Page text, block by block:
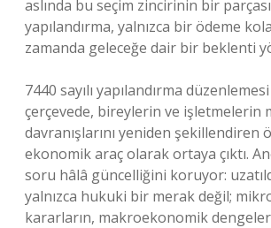
aslında bu seçim zincirinin bir
yapılandırma, yalnızca bir ödeme
zamanda geleceğe dair bir beklenti
7440 sayılı yapılandırma
çerçevede, bireylerin ve işletmelerin
davranışlarını yeniden şekillendiren
ekonomik araç olarak ortaya çıktı.
soru hâlâ güncelliğini koruyor:
yalnızca hukuki bir merak değil;
kararların, makroekonomik